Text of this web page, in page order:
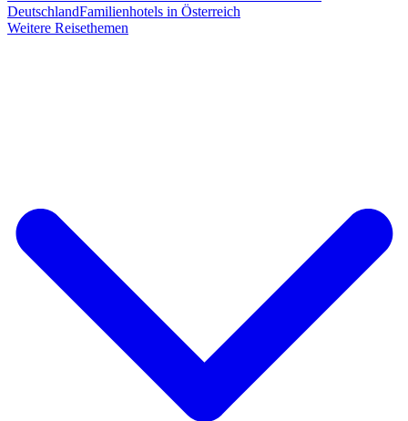
DeutschlandFamilienhotels in Österreich
Weitere Reisethemen